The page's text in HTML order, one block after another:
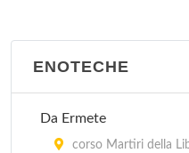
ENOTECHE
Da Ermete
corso Martiri della